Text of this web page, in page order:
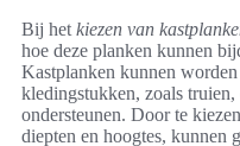
Bij het kiezen van
hoe deze planken kunnen
Kastplanken kunnen
kledingstukken, zoals
ondersteunen. Door te
diepten en hoogtes, kunnen